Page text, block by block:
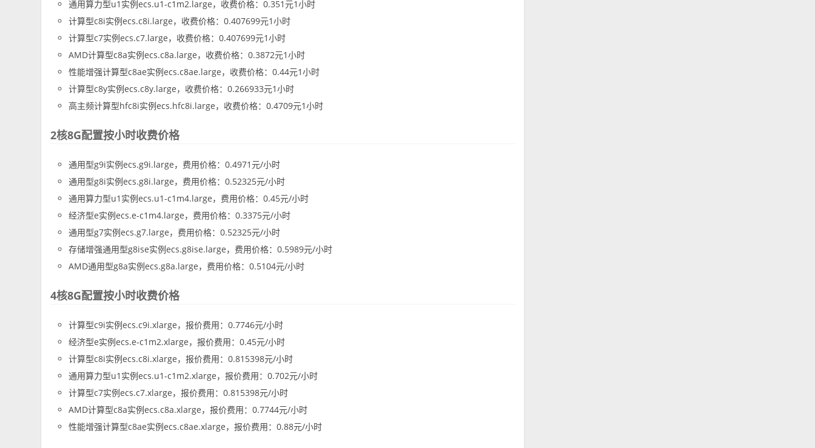
通用算力型u1实例ecs.u1-c1m2.large，收费价格：0.351元1小时
计算型c8i实例ecs.c8i.large，收费价格：0.407699元1小时
计算型c7实例ecs.c7.large，收费价格：0.407699元1小时
AMD计算型c8a实例ecs.c8a.large，收费价格：0.3872元1小时
性能增强计算型c8ae实例ecs.c8ae.large，收费价格：0.44元1小时
计算型c8y实例ecs.c8y.large，收费价格：0.266933元1小时
高主频计算型hfc8i实例ecs.hfc8i.large，收费价格：0.4709元1小时
2核8G配置按小时收费价格
通用型g9i实例ecs.g9i.large，费用价格：0.4971元/小时
通用型g8i实例ecs.g8i.large，费用价格：0.52325元/小时
通用算力型u1实例ecs.u1-c1m4.large，费用价格：0.45元/小时
经济型e实例ecs.e-c1m4.large，费用价格：0.3375元/小时
通用型g7实例ecs.g7.large，费用价格：0.52325元/小时
存储增强通用型g8ise实例ecs.g8ise.large，费用价格：0.5989元/小时
AMD通用型g8a实例ecs.g8a.large，费用价格：0.5104元/小时
4核8G配置按小时收费价格
计算型c9i实例ecs.c9i.xlarge，报价费用：0.7746元/小时
经济型e实例ecs.e-c1m2.xlarge，报价费用：0.45元/小时
计算型c8i实例ecs.c8i.xlarge，报价费用：0.815398元/小时
通用算力型u1实例ecs.u1-c1m2.xlarge，报价费用：0.702元/小时
计算型c7实例ecs.c7.xlarge，报价费用：0.815398元/小时
AMD计算型c8a实例ecs.c8a.xlarge，报价费用：0.7744元/小时
性能增强计算型c8ae实例ecs.c8ae.xlarge，报价费用：0.88元/小时